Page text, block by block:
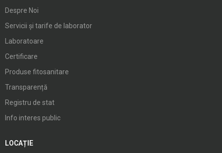
Despre Noi
Servicii și tarife de laborator
Laboratoare
Certificare
Produse fitosanitare
Transparență
Registru de stat
Info interes public
LOCAȚIE